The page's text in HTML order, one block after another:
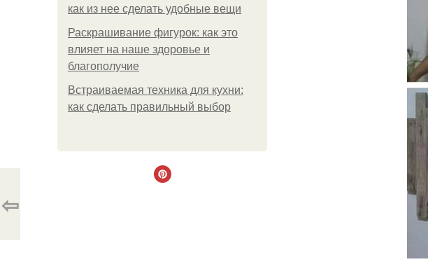
как из нее сделать удобные вещи
Раскрашивание фигурок: как это
влияет на наше здоровье и
благополучие
Встраиваемая техника для кухни:
как сделать правильный выбор
⇦